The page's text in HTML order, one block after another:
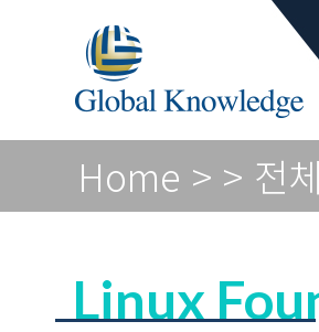
Global
Home > > 전
Linux